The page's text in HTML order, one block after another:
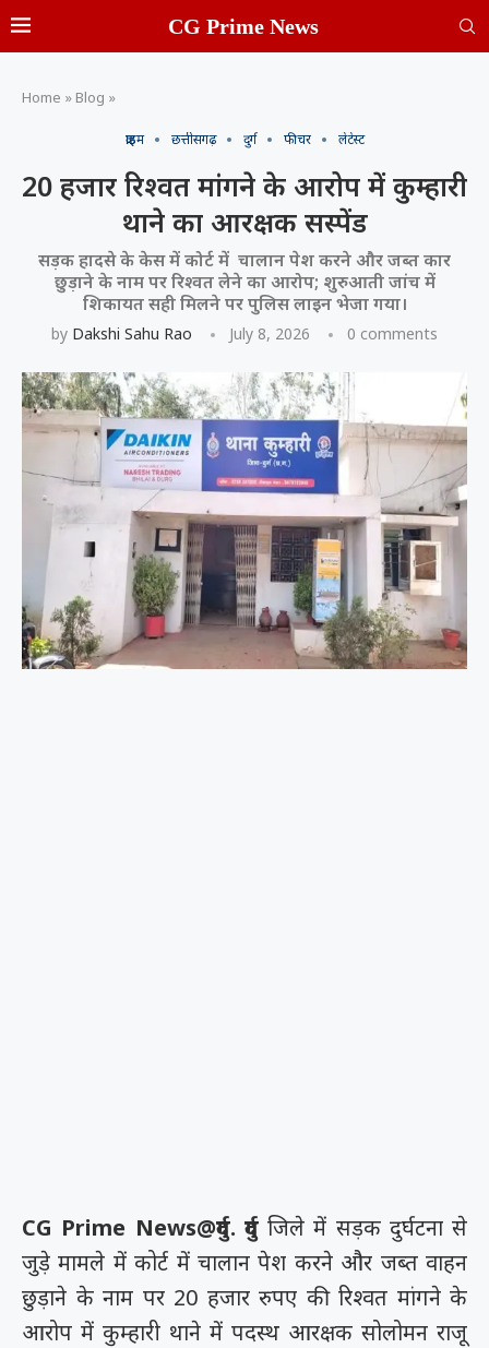
CG Prime News
Home » Blog »
क्राइम छत्तीसगढ़ दुर्ग फीचर लेटेस्ट
20 हजार रिश्वत मांगने के आरोप में कुम्हारी
थाने का आरक्षक सस्पेंड
सड़क हादसे के केस में कोर्ट में चालान पेश करने और जब्त कार
छुड़ाने के नाम पर रिश्वत लेने का आरोप; शुरुआती जांच में
शिकायत सही मिलने पर पुलिस लाइन भेजा गया।
by Dakshi Sahu Rao July 8, 2026 0 comments
CG Prime News@दुर्ग. दुर्ग जिले में सड़क दुर्घटना से
जुड़े मामले में कोर्ट में चालान पेश करने और जब्त वाहन
छुड़ाने के नाम पर 20 हजार रुपए की रिश्वत मांगने के
आरोप में कुम्हारी थाने में पदस्थ आरक्षक सोलोमन राजू